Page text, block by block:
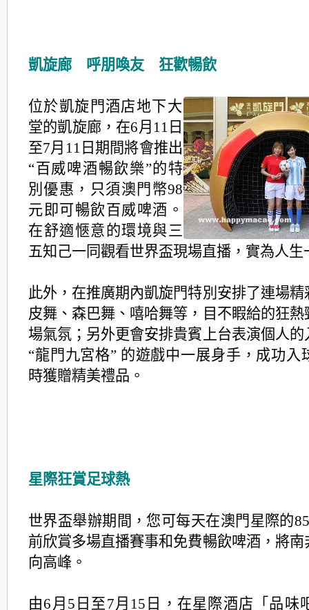
凱旋廊 呼朋喚友 狂歡暢飲
位於凱旋門酒店地下大
堂的凱旋廊，在6月11日
至7月11日期間將會推出
“百威啤酒暢飲樂”的特
別優惠，只須澳門幣98
元即可暢飲百威啤酒。
在舒適愜意的環境與三
五知己一同觀看世界盃現場直播，實為人生
此外，在推廣期內凱旋門特別安排了連場
皮舞、森巴舞、嘻哈舞等，目不睱給的狂熱
場氣氛；另外更會安排貴賓上台表演個人的
“龍門九宮格” 的遊戲中一展身手，成功入
時獲贈精美禮品。
星際狂賞足球熱
世界盃舉辦期間，您可每天在澳門星際的
前欣賞多場直播賽事和免費暢飲啤酒，將南
向高峰。
由6月5日至7月15日，在星際酒店「品味